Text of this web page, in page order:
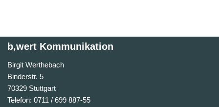
b,wert Kommunikation
Birgit Werthebach
Binderstr. 5
70329 Stuttgart
Telefon: 0711 / 699 887-55